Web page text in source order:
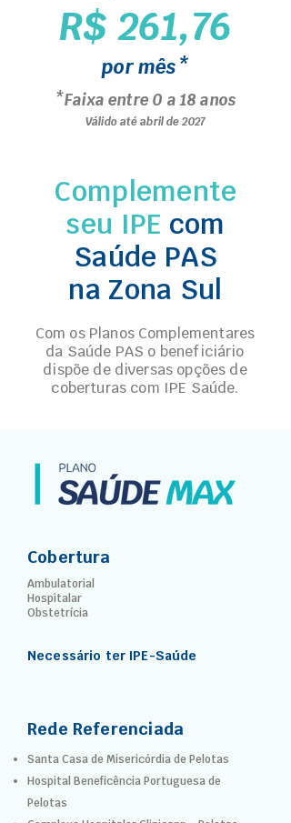
R$ 261,76
por mês*
*Faixa entre 0 a 18 anos
Válido até abril de 2027
Complemente
seu IPE com
Saúde PAS
na Zona Sul
Com os Planos Complementares
da Saúde PAS o beneficiário
dispõe de diversas opções de
coberturas com IPE Saúde.
Cobertura
Ambulatorial
Hospitalar
Obstetrícia
Necessário ter IPE-Saúde
Rede Referenciada
Santa Casa de Misericórdia de Pelotas
Hospital Beneficência Portuguesa de
Pelotas